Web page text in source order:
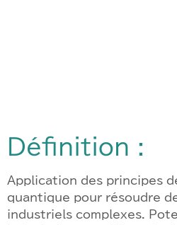
Définition :
Application des principes
quantique pour résoudre
industriels complexes.